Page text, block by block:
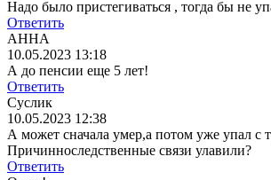
Надо было пристегиваться , тогда бы не
Ответить
АННА
10.05.2023 13:18
А до пенсии еще 5 лет!
Ответить
Суслик
10.05.2023 12:38
А может сначала умер,а потом уже упал с
Причинноследственные связи улавили?
Ответить